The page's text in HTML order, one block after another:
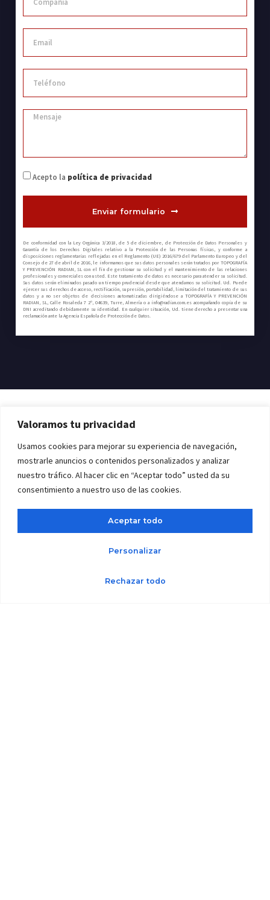
Valoramos tu privacidad
Usamos cookies para mejorar su experiencia de navegación,
mostrarle anuncios o contenidos personalizados y analizar
nuestro tráfico. Al hacer clic en “Aceptar todo” usted da su
consentimiento a nuestro uso de las cookies.
Personalizar
Rechazar todo
Aceptar todo
Acepto la política de privacidad
Enviar formulario
De conformidad con la Ley Orgánica 3/2018, de 5 de diciembre, de Protección de Datos Personales y
Garantía de los Derechos Digitales relativo a la Protección de las Personas físicas, y conforme a
disposiciones reglamentarias reflejadas en el Reglamento (UE) 2016/679 del Parlamento Europeo y del
Consejo de 27 de abril de 2016, le informamos que sus datos personales serán tratados por TOPOGRAFÍA
Y PREVENCIÓN RADIAN, SL con el fin de gestionar su solicitud y el mantenimiento de las relaciones
profesionales y comerciales con usted. Este tratamiento de datos es necesario para atender su solicitud.
Sus datos serán eliminados pasado un tiempo prudencial desde que atendamos su solicitud. Ud. Puede
ejercer sus derechos de acceso, rectificación, supresión, portabilidad, limitación del tratamiento de sus
datos y a no ser objetos de decisiones automatizadas dirigiéndose a TOPOGRAFÍA Y PREVENCIÓN
RADIAN, SL, Calle Rosaleda 7 2º, 04639, Turre, Almería o a info@radian.com.es acompañando copia de su
DNI acreditando debidamente su identidad. En cualquier situación, Ud. tiene derecho a presentar una
reclamación ante la Agencia Española de Protección de Datos.
NOVEDADES
No Te Pierdas Lo Último En
Topografía